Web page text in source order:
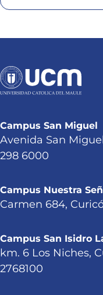
Campus San Miguel
Avenida San
298 6000
Campus Nuestra
Carmen 684,
Campus San Isidro
km. 6 Los Niches,
2768100